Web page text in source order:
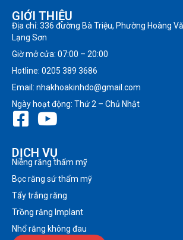
GIỚI THIỆU
Địa chỉ: 336 đường Bà Triệu, Phường Hoàng
Lạng Sơn
Giờ mở cửa: 07:00 – 20:00
Hotline: 0205 389 3686
Email: nhakhoakinhdo@gmail.com
Ngày hoạt động: Thứ 2 – Chủ Nhật
DỊCH VỤ
Niềng răng thẩm mỹ
Bọc răng sứ thẩm mỹ
Tẩy trắng răng
Trồng răng Implant
Nhổ răng không đau